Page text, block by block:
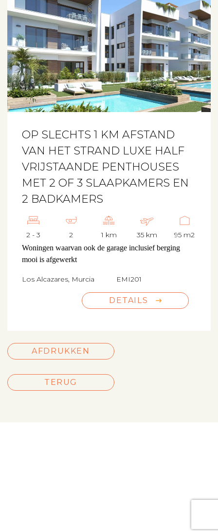
OP SLECHTS 1 KM AFSTAND
VAN HET STRAND LUXE HALF
VRIJSTAANDE PENTHOUSES
MET 2 OF 3 SLAAPKAMERS EN
2 BADKAMERS
2 - 3 2 1 km 35 km 95 m2
Woningen waarvan ook de garage inclusief berging
mooi is afgewerkt
Los Alcazares, Murcia EMI201
DETAILS
AFDRUKKEN
TERUG